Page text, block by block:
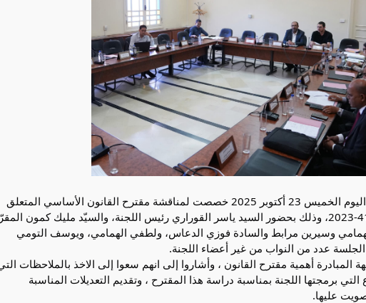
عقدت لجنة التشريع العام جلسة اليوم الخميس 23 أكتوبر 2025 خصصت لمناقشة مقترح القانون الأساسي المتعلق
بتنظيم مهنة عدول الإشهاد عدد 41-2023، وذلك بحضور السيد ياسر القوراري رئيس اللجنة، والسيّد مليك كمون
وسيرين مرابط والسادة فوزي الدعاس، ولطفي الهمامي، ويوسف التومي
عدد من النواب من غير أعضاء اللجنة.
أهمية مقترح القانون ، وأشاروا إلى انهم سعوا إلى الاخذ بالملاحظات
برمجتها اللجنة بمناسبة دراسة هذا المقترح ، وتقديم التعديلات المناسبة
عليها.